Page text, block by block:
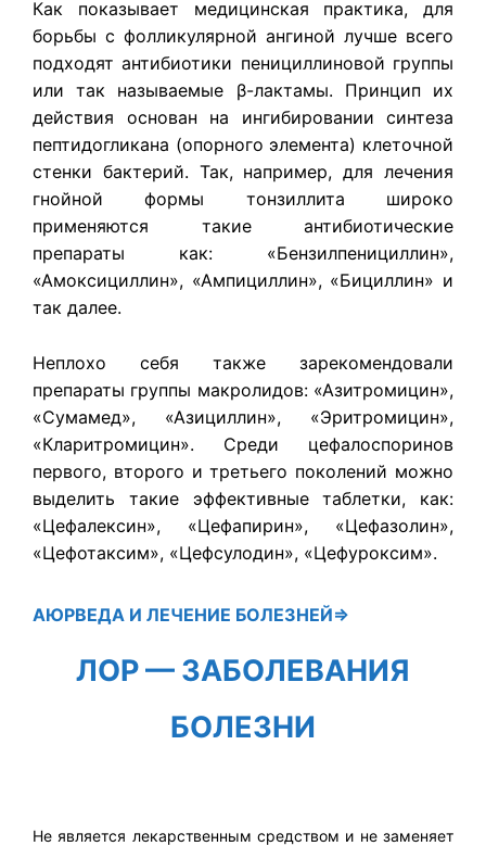
Как показывает медицинская практика, для
борьбы с фолликулярной ангиной лучше всего
подходят антибиотики пенициллиновой группы
или так называемые β-лактамы. Принцип их
действия основан на ингибировании синтеза
пептидогликана (опорного элемента) клеточной
стенки бактерий. Так, например, для лечения
гнойной формы тонзиллита широко
применяются такие антибиотические
препараты как: «Бензилпенициллин»,
«Амоксициллин», «Ампициллин», «Бициллин» и
так далее.
Неплохо себя также зарекомендовали
препараты группы макролидов: «Азитромицин»,
«Сумамед», «Азициллин», «Эритромицин»,
«Кларитромицин». Среди цефалоспоринов
первого, второго и третьего поколений можно
выделить такие эффективные таблетки, как:
«Цефалексин», «Цефапирин», «Цефазолин»,
«Цефотаксим», «Цефсулодин», «Цефуроксим».
АЮРВЕДА И ЛЕЧЕНИЕ БОЛЕЗНЕЙ⇒
ЛОР — ЗАБОЛЕВАНИЯ
БОЛЕЗНИ
Не является лекарственным средством и не заменяет